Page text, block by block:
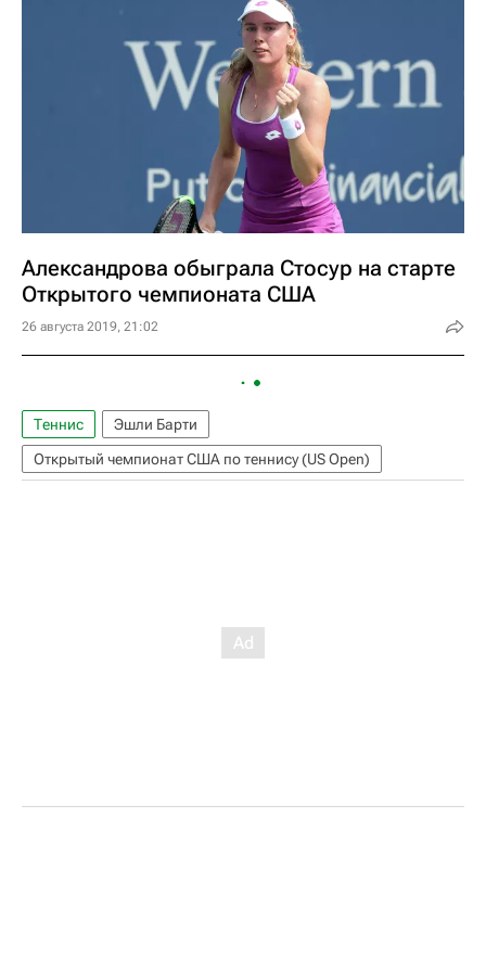
Александрова обыграла Стосур на старте
Открытого чемпионата США
26 августа 2019, 21:02
Теннис
Эшли Барти
Открытый чемпионат США по теннису (US Open)